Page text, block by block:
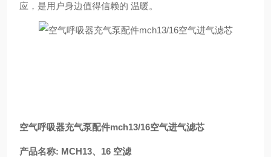
应，是用户身边值得信赖的 温暖。
空气呼吸器充气泵配件mch13/16空气进气滤芯
产品名称: MCH13、16 空滤